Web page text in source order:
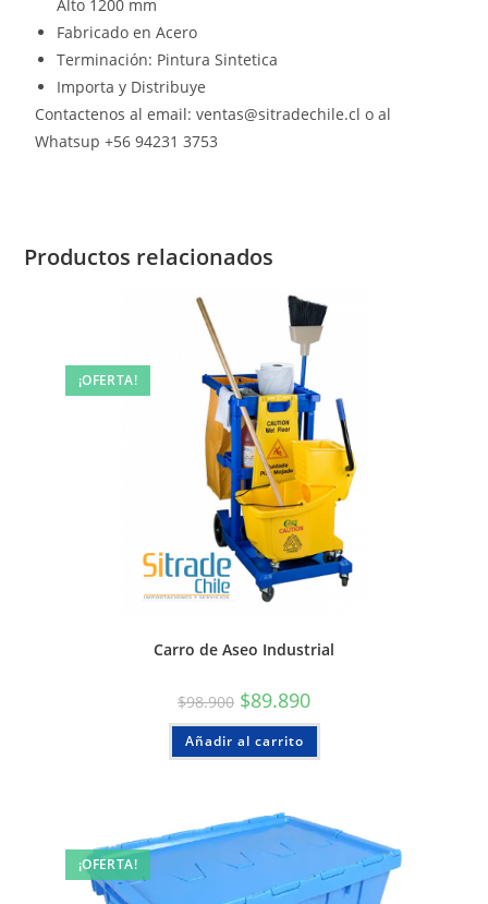
Alto 1200 mm
Fabricado en Acero
Terminación: Pintura Sintetica
Importa y Distribuye
Contactenos al email: ventas@sitradechile.cl o al
Whatsup +56 94231 3753
Productos relacionados
¡OFERTA!
Carro de Aseo Industrial
$98.900 $89.890
Añadir al carrito
¡OFERTA!